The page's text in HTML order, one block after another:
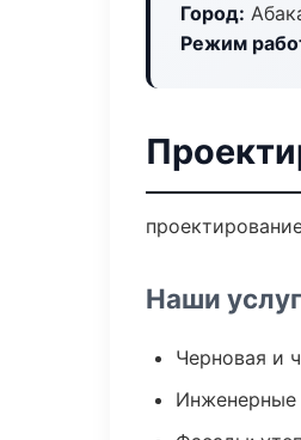
Город:
Режим
Наши
Черновая и
Инженерные